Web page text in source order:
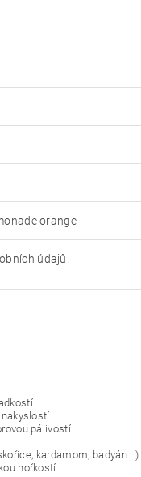
orange
údajů.
pálivostí.
kardamom, badyán...).
hořkostí.